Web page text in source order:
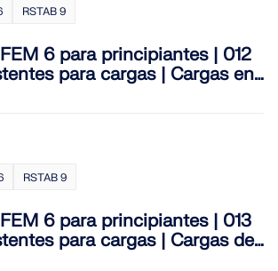
RSTAB 9
6 para principiantes | 012
para cargas | Cargas en
RSTAB 9
6 para principiantes | 013
para cargas | Cargas de